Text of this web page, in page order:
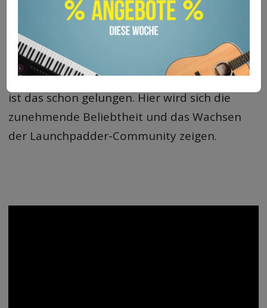
Mit dem neu interpretierten Cover auf
Russisch versucht der Launchpadder nun,
seine Community noch auszuweiten. Mit
einer bunten Lichtshow und vielen Effekten
ist das schon gelungen. Hier wird sich die
zunehmende Beliebtheit und das Wachsen
der Launchpadder-Community zeigen.